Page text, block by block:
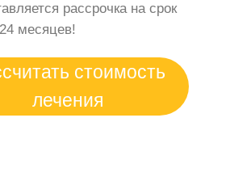
рассрочка на срок
месяцев!
стоимость
лечения